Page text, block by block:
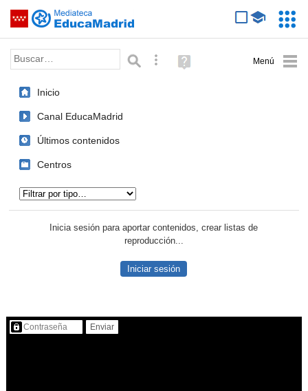
Saltar navegación
Palabra o frase: Búsqueda avanzada
Ayuda
(en
Inicio
Canal EducaMadrid
Últimos contenidos
Centros
Inicia sesión para aportar contenidos, crear listas de
reproducción...
Iniciar sesión
Contenido protegido…